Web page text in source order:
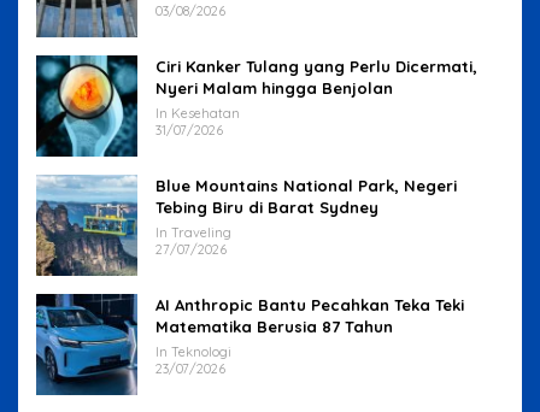
03/08/2026
Ciri Kanker Tulang yang Perlu Dicermati,
Nyeri Malam hingga Benjolan
In Kesehatan
31/07/2026
Blue Mountains National Park, Negeri
Tebing Biru di Barat Sydney
In Traveling
27/07/2026
AI Anthropic Bantu Pecahkan Teka Teki
Matematika Berusia 87 Tahun
In Teknologi
23/07/2026